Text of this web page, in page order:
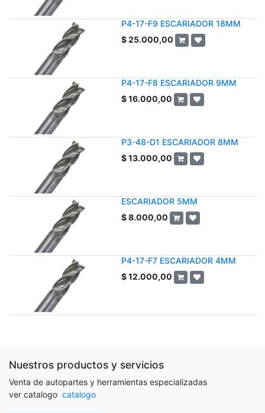
P4-17-F9 ESCARIADOR 18MM
$25.000,00
P4-17-F8 ESCARIADOR 9MM
$16.000,00
P3-48-D1 ESCARIADOR 8MM
$13.000,00
ESCARIADOR 5MM
$8.000,00
P4-17-F7 ESCARIADOR 4MM
$12.000,00
Nuestros productos y servicios
Venta de autopartes y herramientas especializadas
ver catalogo catalogo